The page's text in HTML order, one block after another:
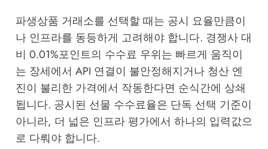
파생상품 거래소를 선택할 때는 공시 요율만큼이
나 인프라를 동등하게 고려해야 합니다. 경쟁사 대
비 0.01%포인트의 수수료 우위는 빠르게 움직이
는 장세에서 API 연결이 불안정해지거나 청산 엔
진이 불리한 가격에서 작동한다면 순식간에 상쇄
됩니다. 공시된 선물 수수료율은 단독 선택 기준이
아니라, 더 넓은 인프라 평가에서 하나의 입력값으
로 다뤄야 합니다.